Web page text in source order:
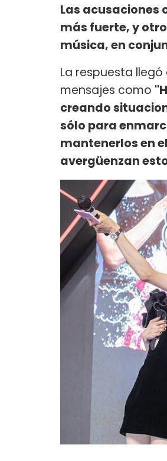
Las acusaciones
más fuerte, y
música, en
La respuesta
mensajes como
creando
sólo para
mantenerlos en
avergüenzan